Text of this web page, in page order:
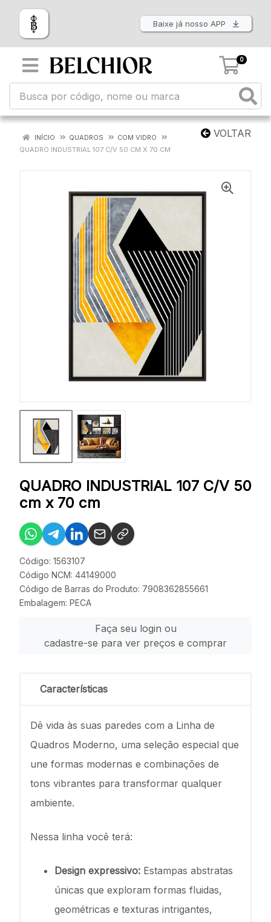
Baixe já nosso APP
0
VOLTAR
INÍCIO QUADROS
COM VIDRO
QUADRO INDUSTRIAL 107 C/V 50 CM X 70 CM
QUADRO INDUSTRIAL 107 C/V 50
cm x 70 cm
Código: 1563107
Código NCM: 44149000
Código de Barras do Produto: 7908362855661
Embalagem: PECA
Faça seu login ou
cadastre-se para ver preços e comprar
Características
Dê vida às suas paredes com a Linha de
Quadros Moderno, uma seleção especial que
une formas modernas e combinações de
tons vibrantes para transformar qualquer
ambiente.
Nessa linha você terá:
Design expressivo: Estampas abstratas
únicas que exploram formas fluidas,
geométricas e texturas intrigantes,